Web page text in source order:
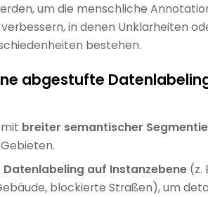
um die menschliche
in denen Unklarheiten
bestehen.
abgestufte
breiter semantischer
Datenlabeling auf Instanzebene(z.
blockierte Straßen), um